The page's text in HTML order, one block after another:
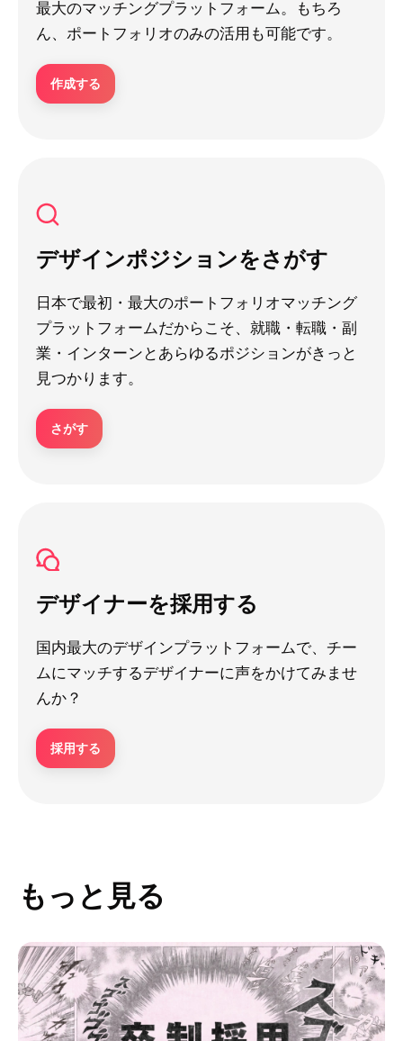
最大のマッチングプラットフォーム。もちろ
ん、ポートフォリオのみの活用も可能です。
作成する
デザインポジションをさがす
日本で最初・最大のポートフォリオマッチング
プラットフォームだからこそ、就職・転職・副
業・インターンとあらゆるポジションがきっと
見つかります。
さがす
デザイナーを採用する
国内最大のデザインプラットフォームで、チー
ムにマッチするデザイナーに声をかけてみませ
んか？
採用する
もっと見る